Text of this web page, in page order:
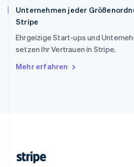
Unternehmen jeder
Stripe
Ehrgeizige Start-ups und
setzen Ihr Vertrauen in Stripe.
Mehr erfahren
EspañolEnglish
Thailand
Tschechische Republik
English
English